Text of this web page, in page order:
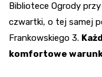
Bibliotece Ogrody
czwartki, o tej samej
Frankowskiego 3.
komfortowe